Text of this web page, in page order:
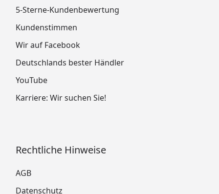
5-Sterne-Kundenbewertung
Kundenstimmen
Wir auf Facebook
Deutschlands bester Händler
YouTube
Karriere: Wir suchen Sie!
Rechtliche Hinweise
AGB
Datenschutz